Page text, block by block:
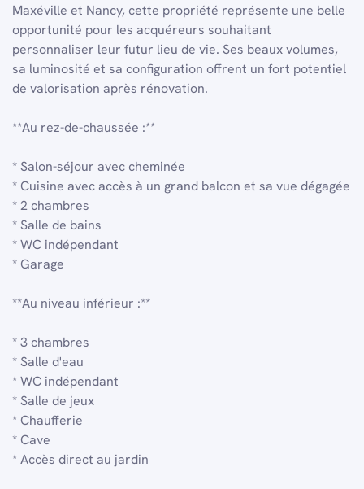
Maxéville et Nancy, cette propriété représente une belle
opportunité pour les acquéreurs souhaitant
personnaliser leur futur lieu de vie. Ses beaux volumes,
sa luminosité et sa configuration offrent un fort potentiel
de valorisation après rénovation.
**Au rez-de-chaussée :**
* Salon-séjour avec cheminée
* Cuisine avec accès à un grand balcon et sa vue dégagée
* 2 chambres
* Salle de bains
* WC indépendant
* Garage
**Au niveau inférieur :**
* 3 chambres
* Salle d'eau
* WC indépendant
* Salle de jeux
* Chaufferie
* Cave
* Accès direct au jardin